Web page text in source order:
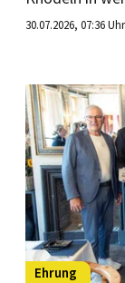
Weltrekord
30.07.2026, 07:36 Uhr
Ehrung